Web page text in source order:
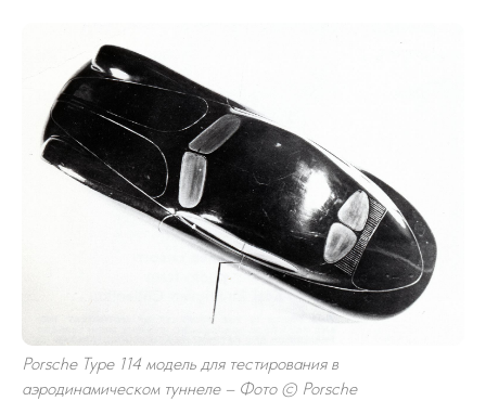
Porsche Type 114 модель для тестирования в
аэродинамическом туннеле – Фото © Porsche